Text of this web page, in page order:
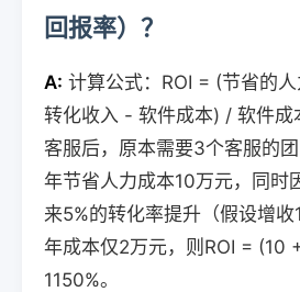
回报率）？
A: 计算公式：ROI = (节省的
转化收入 - 软件成本) / 软件成
客服后，原本需要3个客服的
年节省人力成本10万元，同时
来5%的转化率提升（假设增
年成本仅2万元，则ROI = (10
1150%。